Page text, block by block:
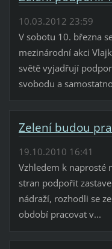
10.03.2012 23:59
V sobotu 10. března
mezinárodní akci
světě vyjadřují
svobodu a
Zelení budou
19.10.2010 16:41
Vzhledem k naprosté
stran podpořit
nádraží, rozhodli se
období pracovat v...